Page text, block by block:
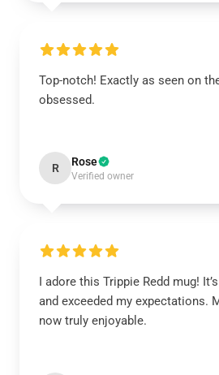
Top-notch! Exactly as seen on
obsessed.
R Rose
Verified owner
I adore this Trippie Redd mug!
and exceeded my expectations.
now truly enjoyable.